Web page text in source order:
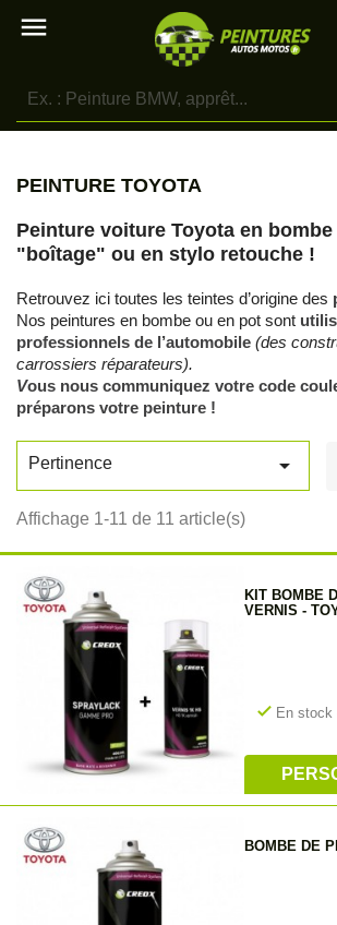

PEINTURE TOYOTA
Peinture voiture Toyota en
"boîtage" ou en stylo retouche !
Retrouvez ici toutes les teintes d’origine des
Nos peintures en bombe ou en pot sont
professionnels de l’automobile (des
carrossiers réparateurs).
Vous nous communiquez votre code
préparons votre peinture !
Pertinence 
Affichage 1-11 de 11 article(s)
KIT BOMBE
VERNIS -
check En stock
BOMBE DE